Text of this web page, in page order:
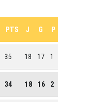
PTS J G P
35 18 17 1
34 18 16 2